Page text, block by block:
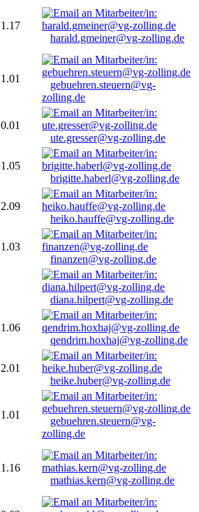
1.17
harald.gmeiner@vg-zolling.de
1.01
gebuehren.steuern@vg-
zolling.de
0.01
ute.gresser@vg-zolling.de
1.05
brigitte.haberl@vg-zolling.de
2.09
heiko.hauffe@vg-zolling.de
1.03
finanzen@vg-zolling.de
diana.hilpert@vg-zolling.de
1.06
qendrim.hoxhaj@vg-zolling.de
2.01
heike.huber@vg-zolling.de
1.01
gebuehren.steuern@vg-
zolling.de
1.16
mathias.kern@vg-zolling.de